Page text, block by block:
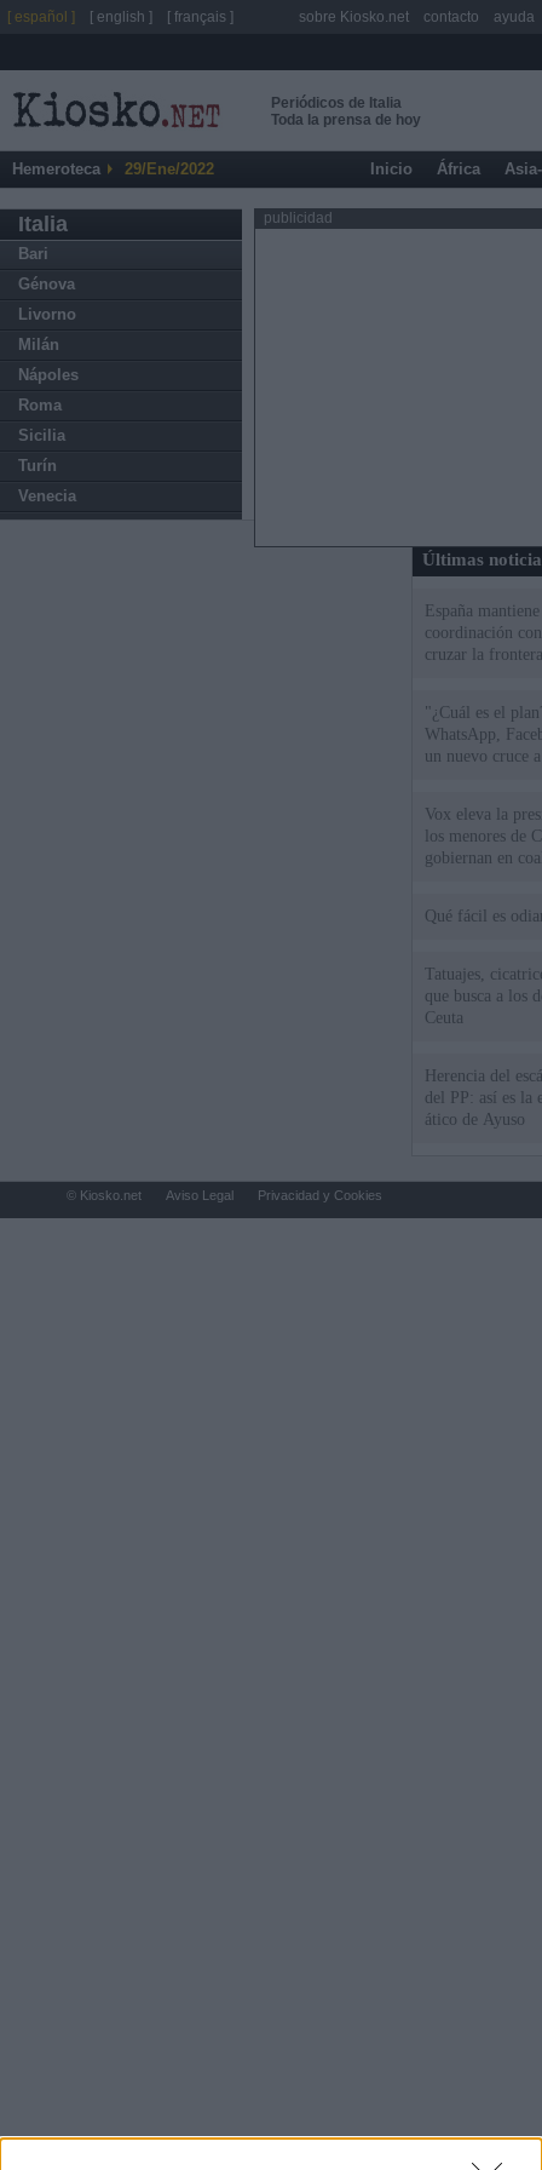
Periódicos de Italia
Toda la prensa de hoy
Hemeroteca 29/Ene/2022 Inicio África
Italia
Bari
Génova
Livorno
Milán
Nápoles
Roma
Sicilia
Turín
Venecia
publicidad
Últimas
España
coordinación
cruzar la
"¿Cuál es el
WhatsApp,
un nuevo cruce
Vox eleva la
los menores de
gobiernan en
Qué fácil es
Tatuajes,
que busca a los
Ceuta
Herencia del
del PP: así es la
ático de Ayuso
[ español ] [ english ] [ français ] sobre Kiosko.net contacto ayuda
© Kiosko.net Aviso Legal Privacidad y Cookies